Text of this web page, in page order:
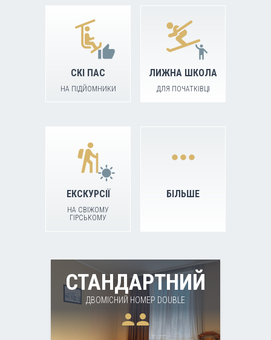
thumb_up
СКІ ПАС
НА ПІДЙОМНИКИ
emoji_people
ЛИЖНА ШКОЛА
ДЛЯ ПОЧАТКІВЦІ
hikingsunny
ЕКСКУРСІЇ
НА СВІЖОМУ
ГІРСЬКОМУ
more_horiz
БІЛЬШЕ
СТАНДАРТНИЙ
ДВОМІСНИЙ НОМЕР DOUBLE
personperson